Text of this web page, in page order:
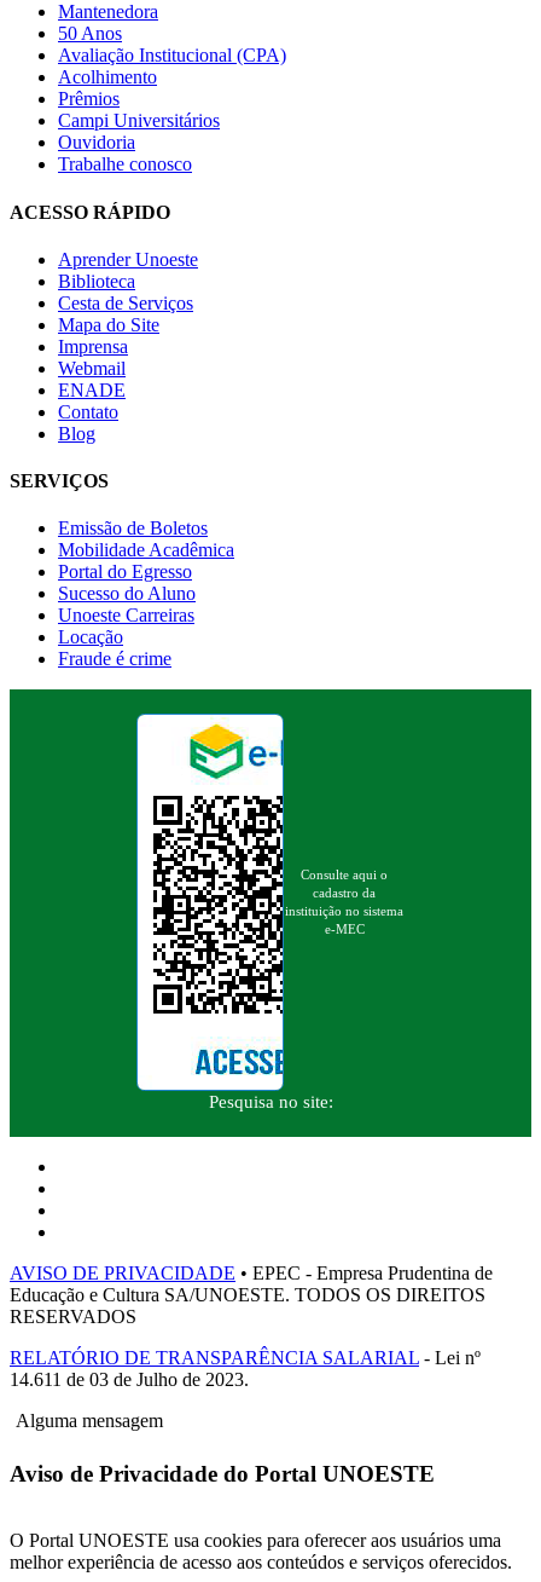
Mantenedora
50 Anos
Avaliação Institucional (CPA)
Acolhimento
Prêmios
Campi Universitários
Ouvidoria
Trabalhe conosco
ACESSO RÁPIDO
Aprender Unoeste
Biblioteca
Cesta de Serviços
Mapa do Site
Imprensa
Webmail
ENADE
Contato
Blog
SERVIÇOS
Emissão de Boletos
Mobilidade Acadêmica
Portal do Egresso
Sucesso do Aluno
Unoeste Carreiras
Locação
Fraude é crime
Consulte aqui o
cadastro da
instituição no sistema
e-MEC
Pesquisa no site:
AVISO DE PRIVACIDADE • EPEC - Empresa Prudentina de
Educação e Cultura SA/UNOESTE. TODOS OS DIREITOS
RESERVADOS
RELATÓRIO DE TRANSPARÊNCIA SALARIAL - Lei nº
14.611 de 03 de Julho de 2023.
Alguma mensagem
Aviso de Privacidade do Portal UNOESTE
O Portal UNOESTE usa cookies para oferecer aos usuários uma
melhor experiência de acesso aos conteúdos e serviços oferecidos.